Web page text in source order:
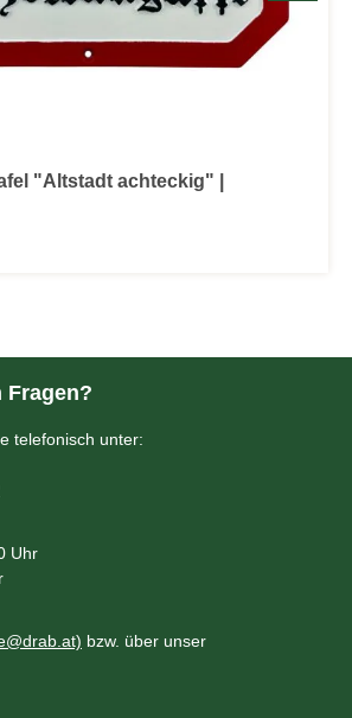
"Altstadt achteckig" |
Fragen?
telefonisch unter:
Uhr
bzw. über unser